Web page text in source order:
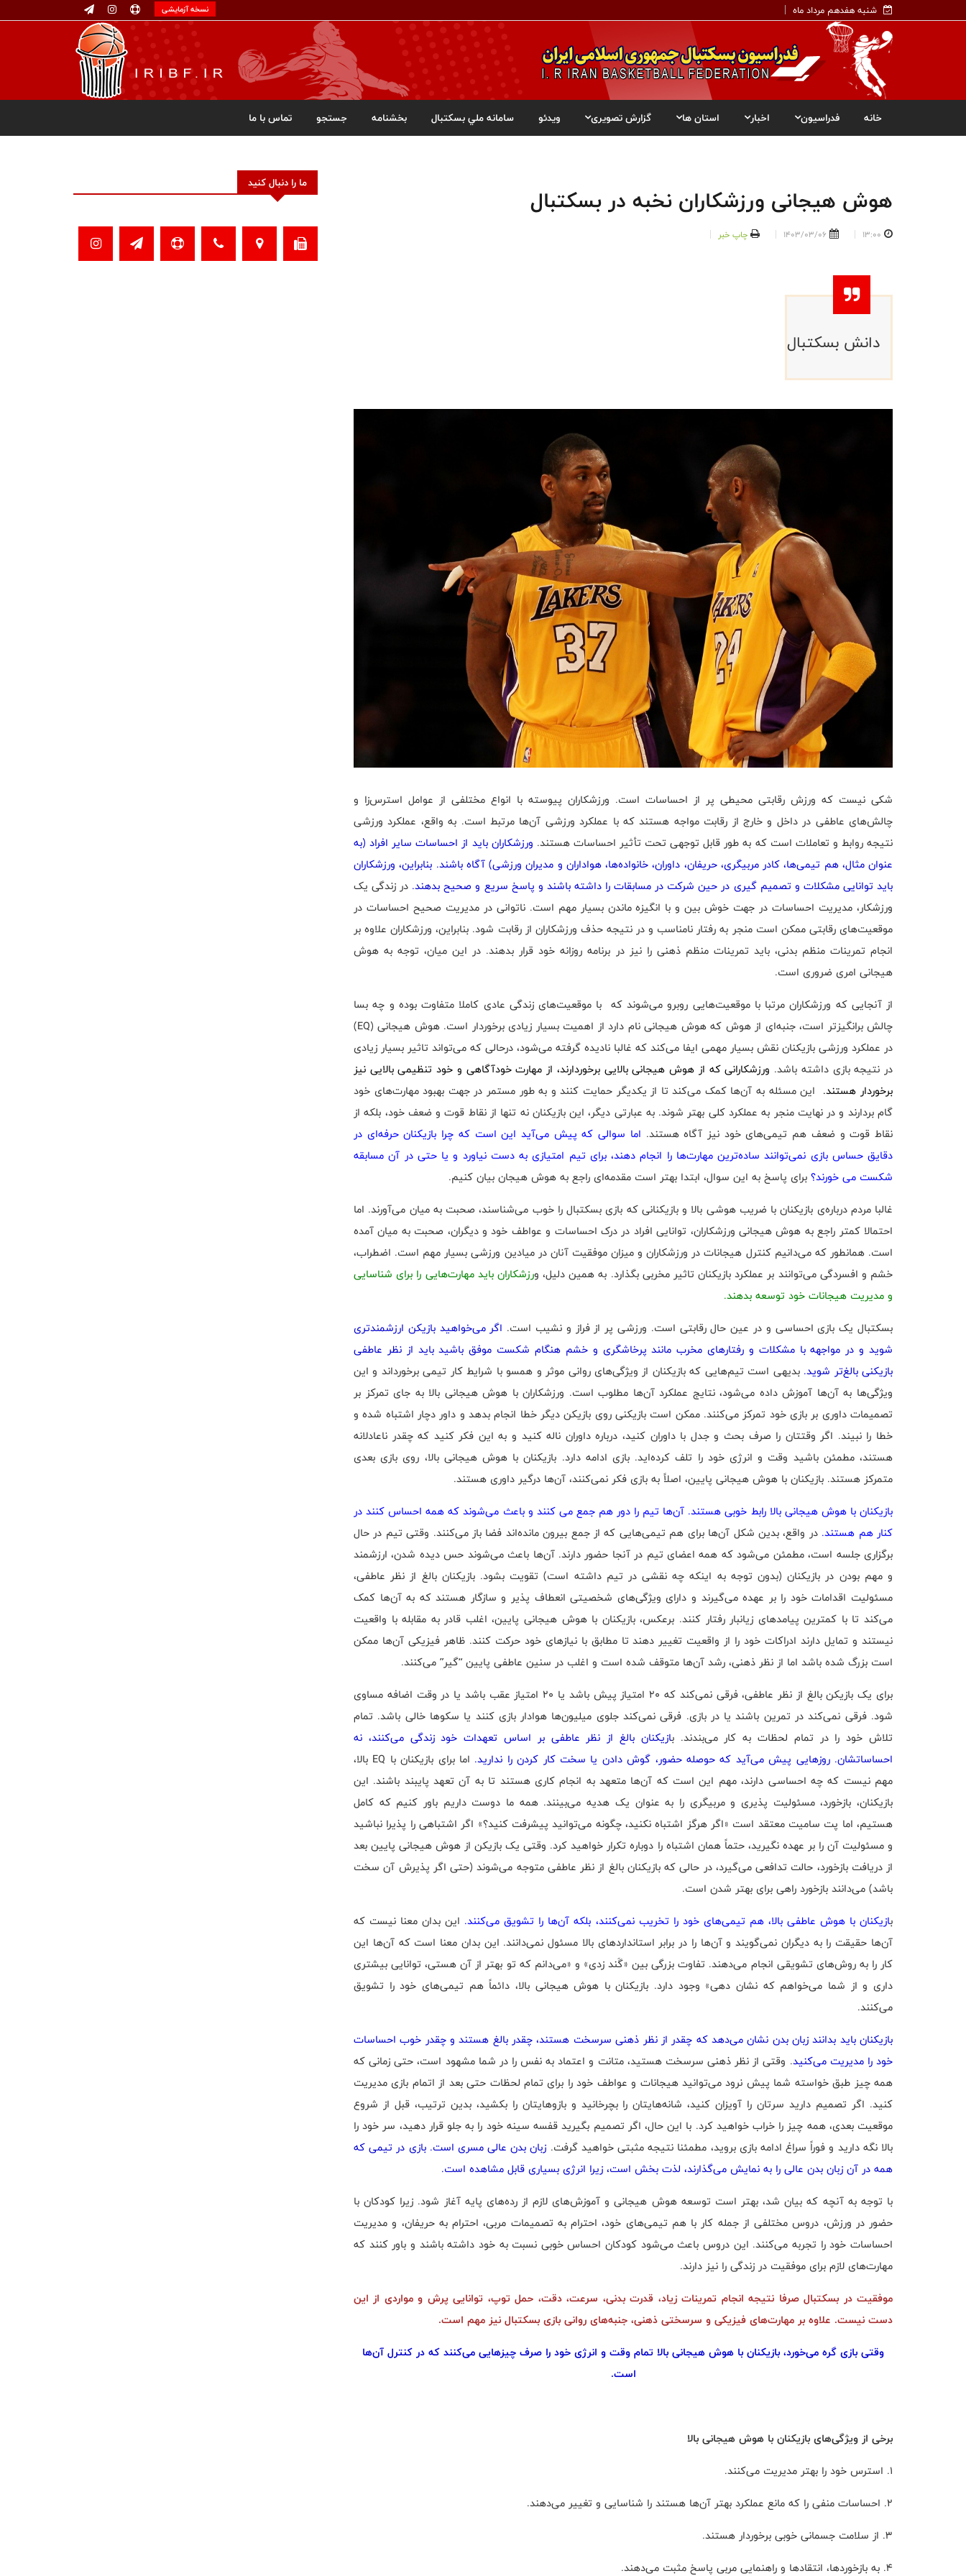
شنبه هفدهم مرداد ماه نسخه آزمایشی
خانه فدراسیون اخبار استان ها گزارش تصویری ویدئو سامانه ملي بسکتبال بخشنامه جستجو تماس با ما
هوش هیجانی ورزشکاران نخبه در بسکتبال
13:00
1403/03/06 چاپ خبر
دانش بسکتبال
شکی نیست که ورزش رقابتی محیطی پر از احساسات است. ورزشکاران پیوسته با انواع مختلفی از عوامل استرس‌زا و
چالش‌های عاطفی در داخل و خارج از رقابت مواجه هستند که با عملکرد ورزشی آن‌ها مرتبط است. به واقع، عملکرد ورزشی
نتیجه روابط و تعاملات است که به طور قابل توجهی تحت تأثیر احساسات هستند. ورزشکاران باید از احساسات سایر افراد (به
عنوان مثال، هم تیمی‌ها، کادر مربیگری، حریفان، داوران، خانواده‌ها، هواداران و مدیران ورزشی) آگاه باشند. بنابراین، ورزشکاران
باید توانایی مشکلات و تصمیم گیری در حین شرکت در مسابقات را داشته باشند و پاسخ سریع و صحیح بدهند. در زندگی یک
ورزشکار، مدیریت احساسات در جهت خوش بین و با انگیزه ماندن بسیار مهم است. ناتوانی در مدیریت صحیح احساسات در
موقعیت‌های رقابتی ممکن است منجر به رفتار نامناسب و در نتیجه حذف ورزشکاران از رقابت شود. بنابراین، ورزشکاران علاوه بر
انجام تمرینات منظم بدنی، باید تمرینات منظم ذهنی را نیز در برنامه روزانه خود قرار بدهند. در این میان، توجه به هوش
هیجانی امری ضروری است.
از آنجایی که ورزشکاران مرتبا با موقعیت‌هایی روبرو می‌شوند که با موقعیت‌های زندگی عادی کاملا متفاوت بوده و چه بسا
چالش برانگیزتر است، جنبه‌ای از هوش که هوش هیجانی نام دارد از اهمیت بسیار زیادی برخوردار است. هوش هیجانی (EQ
)
در عملکرد ورزشی بازیکنان نقش بسیار مهمی ایفا می‌کند که غالبا نادیده گرفته می‌شود، درحالی که می‌تواند تاثیر بسیار زیادی
در نتیجه بازی داشته باشد. ورزشکارانی که از هوش هیجانی بالایی برخوردارند، از مهارت خودآگاهی و خود تنظیمی بالایی نیز
برخوردار هستند. این مسئله به آن‌ها کمک می‌کند تا از یکدیگر حمایت کنند و به طور مستمر در جهت بهبود مهارت‌های خود
گام بردارند و در نهایت منجر به عملکرد کلی بهتر شوند. به عبارتی دیگر، این بازیکنان نه تنها از نقاط قوت و ضعف خود، بلکه از
نقاط قوت و ضعف هم تیمی‌های خود نیز آگاه هستند. اما سوالی که پیش می‌آید این است که چرا بازیکنان حرفه‌ای در
دقایق حساس بازی نمی‌توانند ساده‌ترین مهارت‌ها را انجام دهند، برای تیم امتیازی به دست نیاورد و یا حتی در آن مسابقه
شکست می خورند؟ برای پاسخ به این سوال، ابتدا بهتر است مقدمه‌ای راجع به هوش هیجان بیان کنیم.
غالبا مردم درباره‌ی بازیکنان با ضریب هوشی بالا و بازیکنانی که بازی بسکتبال را خوب می‌شناسند، صحبت به میان می‌آورند. اما
احتمالا کمتر راجع به هوش هیجانی ورزشکاران، توانایی افراد در درک احساسات و عواطف خود و دیگران، صحبت به میان آمده
است. همانطور که می‌دانیم کنترل هیجانات در ورزشکاران و میزان موفقیت آنان در میادین ورزشی بسیار مهم است. اضطراب،
خشم و افسردگی می‌توانند بر عملکرد بازیکنان تاثیر مخربی بگذارد. به همین دلیل، ورزشکاران باید مهارت‌هایی را برای شناسایی
و مدیریت هیجانات خود توسعه بدهند.
بسکتبال یک بازی احساسی و در عین حال رقابتی است. ورزشی پر از فراز و نشیب است. اگر می‌خواهید بازیکن ارزشمندتری
شوید و در مواجهه با مشکلات و رفتارهای مخرب مانند پرخاشگری و خشم هنگام شکست موفق باشید باید از نظر عاطفی
بازیکنی بالغ‌تر شوید. بدیهی است تیم‌هایی که بازیکنان از ویژگی‌های روانی موثر و همسو با شرایط کار تیمی برخورداند و این
ویژگی‌ها به آن‌ها آموزش داده می‌شود، نتایج عملکرد آن‌ها مطلوب است. ورزشکاران با هوش هیجانی بالا به جای تمرکز بر
تصمیمات داوری بر بازی خود تمرکز می‌کنند. ممکن است بازیکنی روی بازیکن دیگر خطا انجام بدهد و داور دچار اشتباه شده و
خطا را نبیند. اگر وقتتان را صرف بحث و جدل با داوران کنید، درباره داوران ناله کنید و به این فکر کنید که چقدر ناعادلانه
هستند، مطمئن باشید وقت و انرژی خود را تلف کرده‌اید. بازی ادامه دارد. بازیکنان با هوش هیجانی بالا، روی بازی بعدی
متمرکز هستند. بازیکنان با هوش هیجانی پایین، اصلاً به بازی فکر نمی‌کنند، آن‌ها درگیر داوری هستند.
بازیکنان با هوش هیجانی بالا رابط خوبی هستند. آن‌ها تیم را دور هم جمع می کنند و باعث می‌شوند که همه احساس کنند در
کنار هم هستند.در واقع، بدین شکل آن‌ها برای هم تیمی‌هایی که از جمع بیرون مانده‌اند فضا باز می‌کنند. وقتی تیم در حال
برگزاری جلسه است، مطمئن می‌شود که همه اعضای تیم در آنجا حضور دارند. آن‌ها باعث می‌شوند حس دیده شدن، ارزشمند
و مهم بودن در بازیکنان (بدون توجه به اینکه چه نقشی در تیم داشته است) تقویت بشود. بازیکنان بالغ از نظر عاطفی،
مسئولیت اقدامات خود را بر عهده می‌گیرند و دارای ویژگی‌های شخصیتی انعطاف پذیر و سازگار هستند که به آن‌ها کمک
می‌کند تا با کمترین پیامدهای زیانبار رفتار کنند. برعکس، بازیکنان با هوش هیجانی پایین، اغلب قادر به مقابله با واقعیت
نیستند و تمایل دارند ادراکات خود را از واقعیت تغییر دهند تا مطابق با نیازهای خود حرکت کنند. ظاهر فیزیکی آن‌ها ممکن
است بزرگ شده باشد اما از نظر ذهنی، رشد آن‌ها متوقف شده است و اغلب در سنین عاطفی پایین “گیر” می‌کنند.
برای یک بازیکن بالغ از نظر عاطفی، فرقی نمی‌کند که 20 امتیاز پیش باشد یا 20 امتیاز عقب باشد یا در وقت اضافه مساوی
شود. فرقی نمی‌کند در تمرین باشند یا در بازی. فرقی نمی‌کند جلوی میلیون‌ها هوادار بازی کنند یا سکوها خالی باشد. تمام
تلاش خود را در تمام لحظات به کار می‌بندند. بازیکنان بالغ از نظر عاطفی بر اساس تعهدات خود زندگی می‌کنند، نه
احساساتشان. روزهایی پیش می‌آید که حوصله حضور، گوش دادن یا سخت کار کردن را ندارید. اما برای بازیکنان با EQ بالا،
مهم نیست که چه احساسی دارند، مهم این است که آن‌ها متعهد به انجام کاری هستند تا به آن تعهد پایبند باشند. این
بازیکنان، بازخورد، مسئولیت پذیری و مربیگری را به عنوان یک هدیه می‌بینند. همه ما دوست داریم باور کنیم که کامل
هستیم، اما پت سامیت معتقد است «اگر هرگز اشتباه نکنید، چگونه می‌توانید پیشرفت کنید؟» اگر اشتباهی را پذیرا نباشید
و مسئولیت آن را بر عهده نگیرید، حتماً همان اشتباه را دوباره تکرار خواهید کرد. وقتی یک بازیکن از هوش هیجانی پایین بعد
از دریافت بازخورد، حالت تدافعی می‌گیرد، در حالی که بازیکنان بالغ از نظر عاطفی متوجه می‌شوند (حتی اگر پذیرش آن سخت
باشد) می‌دانند بازخورد راهی برای بهتر شدن است.
بازیکنان با هوش عاطفی بالا، هم تیمی‌های خود را تخریب نمی‌کنند، بلکه آن‌ها را تشویق می‌کنند. این بدان معنا نیست که
آن‌ها حقیقت را به دیگران نمی‌گویند و آن‌ها را در برابر استانداردهای بالا مسئول نمی‌دانند. این بدان معنا است که آن‌ها این
کار را به روش‌های تشویقی انجام می‌دهند. تفاوت بزرگی بین «گَند زدی» و «می‌دانم که تو بهتر از آن هستی، توانایی بیشتری
داری و از شما می‌خواهم که نشان دهی» وجود دارد. بازیکنان با هوش هیجانی بالا، دائماً هم تیمی‌های خود را تشویق
می‌کنند.
بازیکنان باید بدانند زبان بدن نشان می‌دهد که چقدر از نظر ذهنی سرسخت هستند، چقدر بالغ هستند و چقدر خوب احساسات
خود را مدیریت می‌کنید. وقتی از نظر ذهنی سرسخت هستید، متانت و اعتماد به نفس را در شما مشهود است، حتی زمانی که
همه چیز طبق خواسته شما پیش نرود می‌توانید هیجانات و عواطف خود را برای تمام لحظات حتی بعد از اتمام بازی مدیریت
کنید. اگر تصمیم دارید سرتان را آویزان کنید، شانه‌هایتان را بچرخانید و بازوهایتان را بکشید، بدین ترتیب، قبل از شروع
موقعیت بعدی، همه چیز را خراب خواهید کرد. با این حال، اگر تصمیم بگیرید قفسه سینه خود را به جلو قرار دهید، سر خود را
بالا نگه دارید و فوراً سراغ ادامه بازی بروید، مطمئنا نتیجه مثبتی خواهید گرفت. زبان بدن عالی مسری است. بازی در تیمی که
همه در آن زبان بدن عالی را به نمایش می‌گذارند، لذت بخش است، زیرا انرژی بسیاری قابل مشاهده است.
با توجه به آنچه که بیان شد، بهتر است توسعه هوش هیجانی و آموزش‌های لازم از رده‌های پایه آغاز شود. زیرا کودکان با
حضور در ورزش، دروس مختلفی از جمله کار با هم تیمی‌های خود، احترام به تصمیمات مربی، احترام به حریفان، و مدیریت
احساسات خود را تجربه می‌کنند. این دروس باعث می‌شود کودکان احساس خوبی نسبت به خود داشته باشند و باور کنند که
مهارت‌های لازم برای موفقیت در زندگی را نیز دارند.
موفقیت در بسکتبال صرفا نتیجه انجام تمرینات زیاد، قدرت بدنی، سرعت، دقت، حمل توپ، توانایی پرش و مواردی از این
دست نیست. علاوه بر مهارت‌های فیزیکی و سرسختی ذهنی، جنبه‌های روانی بازی بسکتبال نیز مهم است.
وقتی بازی گره می‌خورد، بازیکنان با هوش هیجانی بالا تمام وقت و انرژی خود را صرف چیزهایی می‌کنند که در کنترل آن‌ها
است.
برخی از ویژگی‌های بازیکنان با هوش هیجانی بالا
1. استرس خود را بهتر مدیریت می‌کنند.
2. احساسات منفی را که مانع عملکرد بهتر آن‌ها هستند را شناسایی و تغییر می‌دهند.
3. از سلامت جسمانی خوبی برخوردار هستند.
4. به بازخوردها، انتقادها و راهنمایی مربی پاسخ مثبت می‌دهند.
ما را دنبال کنید